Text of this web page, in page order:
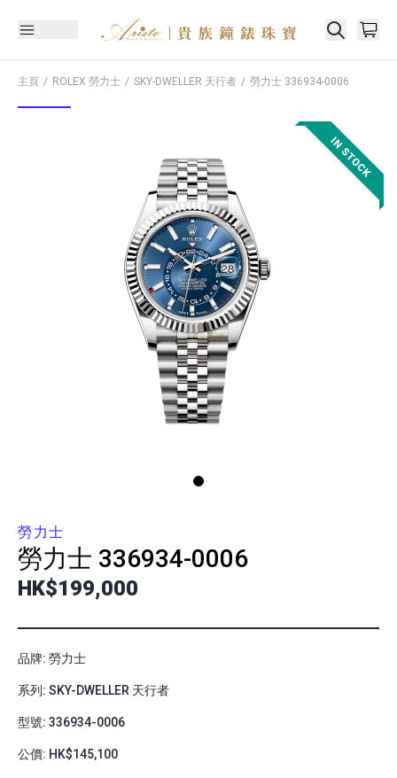
主頁 ROLEX 勞力士 SKY-DWELLER 天行者 勞力士 336934-0006
勞力士
勞力士 336934-0006
HK$199,000
品牌: 勞力士
系列: SKY-DWELLER 天行者
型號: 336934-0006
公價: HK$145,100